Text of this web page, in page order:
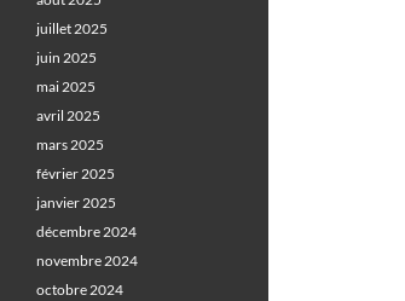
juillet 2025
juin 2025
mai 2025
avril 2025
mars 2025
février 2025
janvier 2025
décembre 2024
novembre 2024
octobre 2024